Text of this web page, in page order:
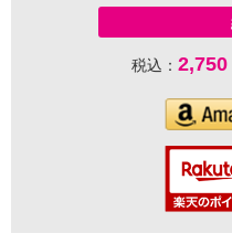
税込： 2,750